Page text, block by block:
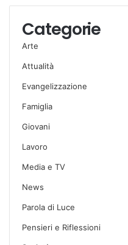
Categorie
Arte
Attualità
Evangelizzazione
Famiglia
Giovani
Lavoro
Media e TV
News
Parola di Luce
Pensieri e Riflessioni